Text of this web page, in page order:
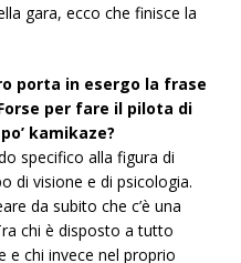
gara, ecco che finisce la
porta in esergo la frase
per fare il pilota di
kamikaze?
specifico alla figura di
di visione e di psicologia.
da subito che c’è una
chi è disposto a tutto
e chi invece nel proprio